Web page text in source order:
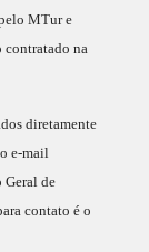
MTur e
contratado na
diretamente
e-mail
de
contato é o